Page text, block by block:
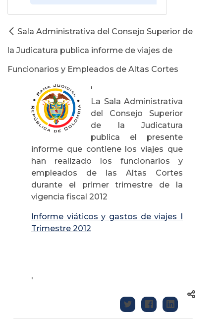
Sala Administrativa del Consejo Superior de
la Judicatura publica informe de viajes de
Funcionarios y Empleados de Altas Cortes
'
La Sala Administrativa
del Consejo Superior
de la Judicatura
publica el presente
informe que contiene los viajes que
han realizado los funcionarios y
empleados de las Altas Cortes
durante el primer trimestre de la
vigencia fiscal 2012
Informe viáticos y gastos de viajes I
Trimestre 2012
'